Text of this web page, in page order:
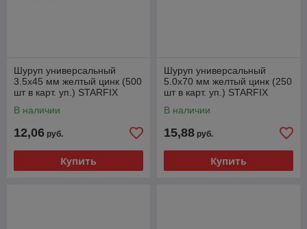
Шуруп универсальный
3.5х45 мм желтый цинк (500
шт в карт. уп.) STARFIX
В наличии
12,06 руб.
Купить
Шуруп универсальный
5.0х70 мм желтый цинк (250
шт в карт. уп.) STARFIX
В наличии
15,88 руб.
Купить